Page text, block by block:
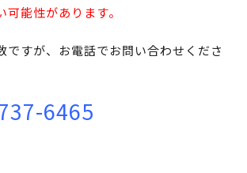
能性があります。
ですが、お電話でお問い合わせくださ
6465